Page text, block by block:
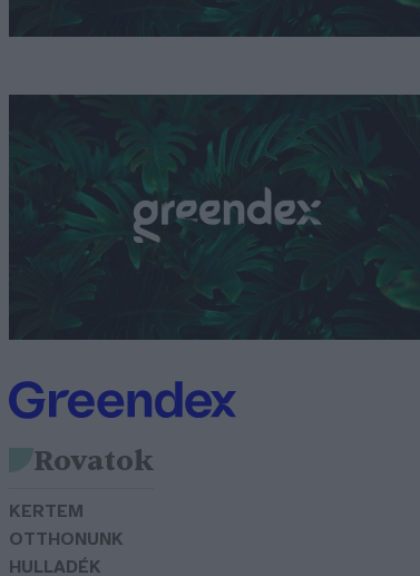
Rovatok
KERTEM
OTTHONUNK
HULLADÉK